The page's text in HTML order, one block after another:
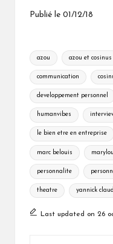
Publié le 01/12/18
Tags:
azou azou et cosinus
communication
developpement personnel
humanvibes
le bien etre en entreprise
marc belouis
personnalite
theatre yannick
Last updated on 26